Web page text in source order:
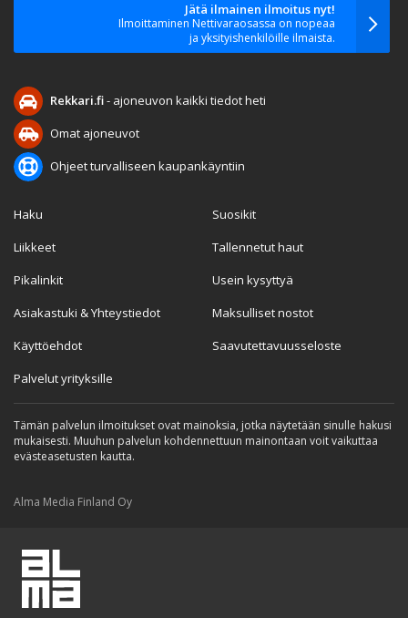
Jätä ilmainen ilmoitus nyt!
Ilmoittaminen Nettivaraosassa on nopeaa
ja yksityishenkilöille ilmaista.
Rekkari.fi- ajoneuvon kaikki tiedot heti
Omat ajoneuvot
Ohjeet turvalliseen kaupankäyntiin
Haku
Liikkeet
Pikalinkit
Asiakastuki & Yhteystiedot
Käyttöehdot
Palvelut yrityksille
Suosikit
Tallennetut haut
Usein kysyttyä
Maksulliset nostot
Saavutettavuusseloste
Tämän palvelun ilmoitukset ovat mainoksia, jotka näytetään sinulle hakusi
mukaisesti. Muuhun palvelun kohdennettuun mainontaan voit vaikuttaa
evästeasetusten kautta.
Alma Media Finland Oy